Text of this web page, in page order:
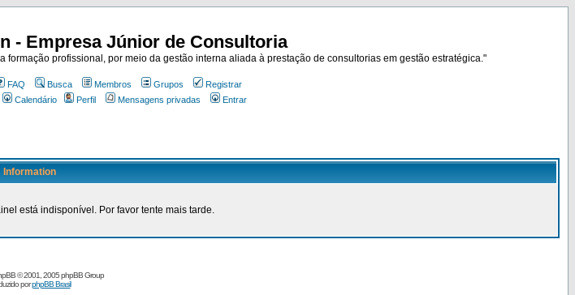
- Empresa Júnior de Consultoria
profissional, por meio da gestão interna aliada à prestação de consultorias em gestão estratégica."
FAQ Busca Membros Grupos
Registrar
Calendário
Perfil Mensagens privadas Entrar
Information
está indisponível. Por favor tente mais tarde.
© 2001, 2005 phpBB Group
porphpBB Brasil